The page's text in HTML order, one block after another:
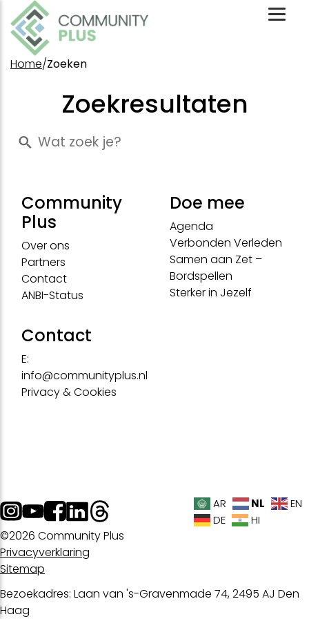
Home/Zoeken
Zoekresultaten
Community
Plus
Over ons
Partners
Contact
ANBI-Status
Doe mee
Agenda
Verbonden Verleden
Samen aan Zet –
Bordspellen
Sterker in Jezelf
Contact
E:
info@communityplus.nl
Privacy & Cookies
AR NL
EN
DE
HI
©2026 Community Plus
Privacyverklaring
Sitemap
Bezoekadres: Laan van 's-Gravenmade 74, 2495 AJ Den
Haag